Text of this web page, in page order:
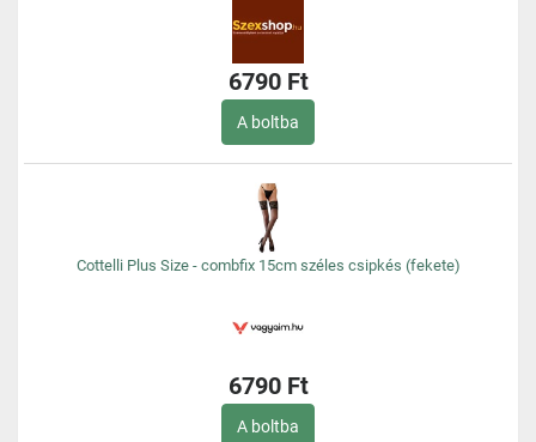
6790 Ft
A boltba
Cottelli Plus Size - combfix 15cm széles csipkés (fekete)
6790 Ft
A boltba